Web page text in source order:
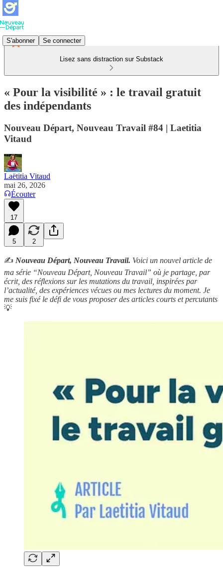
S'abonner Se connecter
Lisez sans distraction sur Substack
« Pour la visibilité » : le travail gratuit
des indépendants
Nouveau Départ, Nouveau Travail #84 | Laetitia
Vitaud
Laëtitia Vitaud
mai 26, 2026
Écouter
17
5 2
✍️ Nouveau Départ, Nouveau Travail. Voici un nouvel article de
ma série “Nouveau Départ, Nouveau Travail” où je partage, par
écrit, des réflexions sur les mutations du travail, inspirées par
l’actualité, des expériences vécues ou mes lectures du moment. Je
me suis fixé le défi de vous proposer des articles courts et percutants
💡